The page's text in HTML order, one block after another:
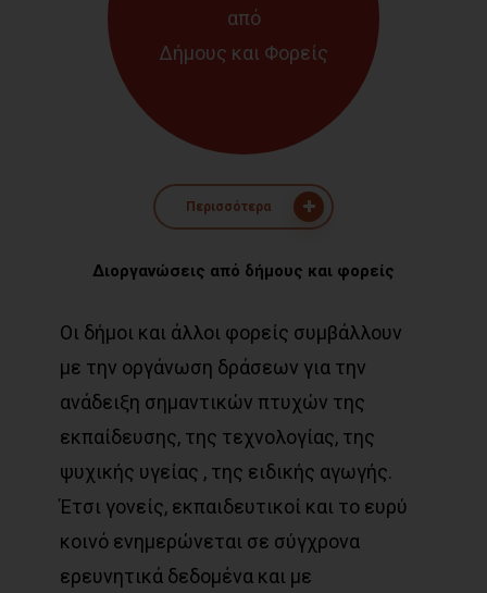
από
Δήμους και Φορείς
Περισσότερα
Διοργανώσεις από δήμους και φορείς
Οι δήμοι και άλλοι φορείς συμβάλλουν
με την οργάνωση δράσεων για την
ανάδειξη σημαντικών πτυχών της
εκπαίδευσης, της τεχνολογίας, της
ψυχικής υγείας , της ειδικής αγωγής.
Έτσι γονείς, εκπαιδευτικοί και το ευρύ
κοινό ενημερώνεται σε σύγχρονα
ερευνητικά δεδομένα και με